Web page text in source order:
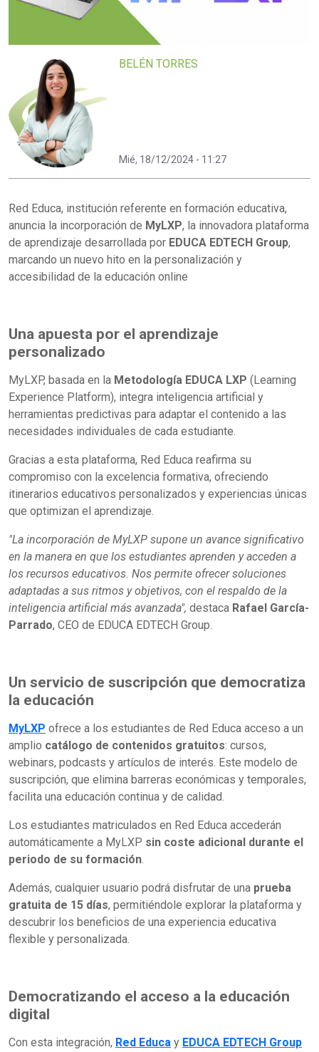
BELÉN TORRES
Mié, 18/12/2024 - 11:27
Red Educa, institución referente en formación educativa,
anuncia la incorporación de MyLXP, la innovadora plataforma
de aprendizaje desarrollada por EDUCA EDTECH Group,
marcando un nuevo hito en la personalización y
accesibilidad de la educación online
Una apuesta por el aprendizaje
personalizado
MyLXP, basada en la Metodología EDUCA LXP (Learning
Experience Platform), integra inteligencia artificial y
herramientas predictivas para adaptar el contenido a las
necesidades individuales de cada estudiante.
Gracias a esta plataforma, Red Educa reafirma su
compromiso con la excelencia formativa, ofreciendo
itinerarios educativos personalizados y experiencias únicas
que optimizan el aprendizaje.
"La incorporación de MyLXP supone un avance significativo
en la manera en que los estudiantes aprenden y acceden a
los recursos educativos. Nos permite ofrecer soluciones
adaptadas a sus ritmos y objetivos, con el respaldo de la
inteligencia artificial más avanzada", destaca Rafael García-
Parrado, CEO de EDUCA EDTECH Group.
Un servicio de suscripción que democratiza
la educación
MyLXP ofrece a los estudiantes de Red Educa acceso a un
amplio catálogo de contenidos gratuitos: cursos,
webinars, podcasts y artículos de interés. Este modelo de
suscripción, que elimina barreras económicas y temporales,
facilita una educación continua y de calidad.
Los estudiantes matriculados en Red Educa accederán
automáticamente a MyLXP sin coste adicional durante el
periodo de su formación.
Además, cualquier usuario podrá disfrutar de una prueba
gratuita de 15 días, permitiéndole explorar la plataforma y
descubrir los beneficios de una experiencia educativa
flexible y personalizada.
Democratizando el acceso a la educación
digital
Con esta integración, Red Educa y EDUCA EDTECH Group